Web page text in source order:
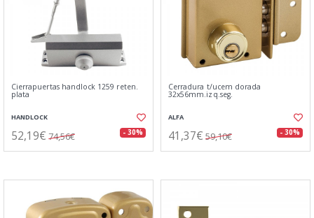
Cierrapuertas handlock 1259 reten.
plata
HANDLOCK
52,19€ 74,56€ - 30%
Cerradura t/ucem dorada
32x56mm.izq.seg.
ALFA
41,37€ 59,10€ - 30%